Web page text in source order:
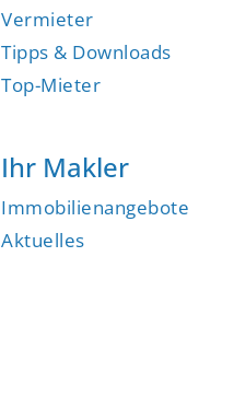
Vermieter
Tipps & Downloads
Top-Mieter
Ihr Makler
Immobilienangebote
Aktuelles